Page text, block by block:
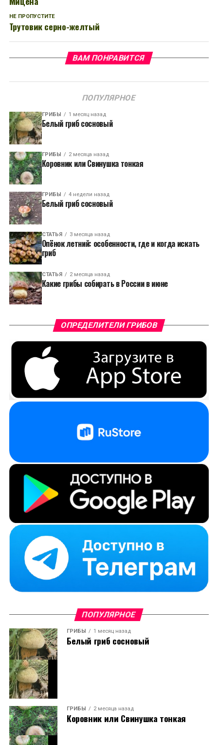
НЕ ПРОПУСТИТЕ
Трутовик серно-желтый
ВАМ ПОНРАВИТСЯ
ПОПУЛЯРНОЕ
ГРИБЫ 1 месяц назад
Белый гриб сосновый
ГРИБЫ 2 месяца назад
Коровник или Свинушка тонкая
ГРИБЫ 4 недели назад
Белый гриб сосновый
СТАТЬЯ 3 месяца назад
Опёнок летний: особенности, где и когда искать
гриб
СТАТЬЯ 2 месяца назад
Какие грибы собирать в России в июне
ОПРЕДЕЛИТЕЛИ ГРИБОВ
ПОПУЛЯРНОЕ
ГРИБЫ 1 месяц назад
Белый гриб сосновый
ГРИБЫ 2 месяца назад
Коровник или Свинушка тонкая